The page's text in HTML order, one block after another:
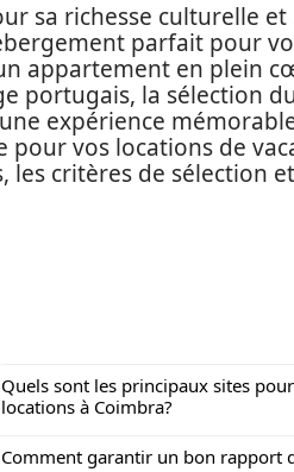
sa richesse culturelle et
parfait pour
appartement en plein
portugais, la sélection
expérience
vos locations de
les critères de sélection
Quels sont les principaux sites
locations à Coimbra?
Comment garantir un bon rapport